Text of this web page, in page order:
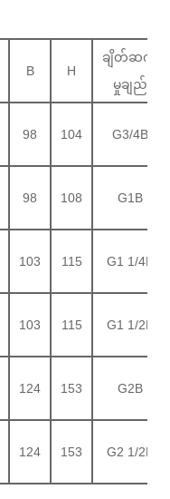
B H
ချိတ်ဆက်
မှုချည်
98 104 G3/4B
98 108 G1B
103 115 G1 1/4B
103 115 G1 1/2B
124 153 G2B
124 153 G2 1/2B